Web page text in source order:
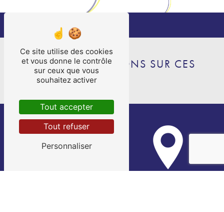
NOS INTERVENTIONS SUR CES
VILLES
Ce site utilise des cookies
et vous donne le contrôle
sur ceux que vous
souhaitez activer
Tout accepter
Tout refuser
Personnaliser